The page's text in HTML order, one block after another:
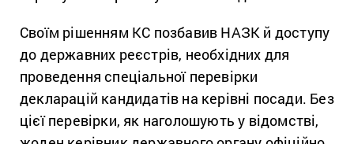
Своїм рішенням КС позбавив НАЗК й доступу
до державних реєстрів, необхідних для
проведення спеціальної перевірки
декларацій кандидатів на керівні посади. Без
цієї перевірки, як наголошують у відомстві,